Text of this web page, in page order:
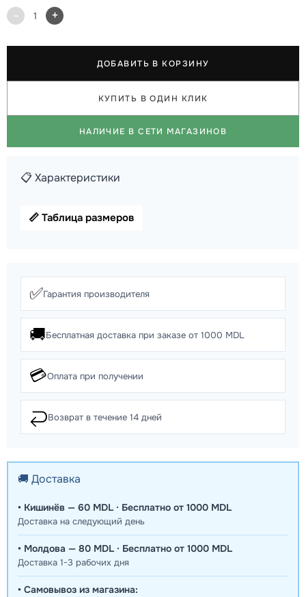
- 1 +
ДОБАВИТЬ В КОРЗИНУ
КУПИТЬ В ОДИН КЛИК
НАЛИЧИЕ В СЕТИ МАГАЗИНОВ
📋 Характеристики
📏 Таблица размеров
✅Гарантия производителя
🚚Бесплатная доставка при заказе от 1000 MDL
💳Оплата при получении
↩️Возврат в течение 14 дней
🚚 Доставка
• Кишинёв — 60 MDL · Бесплатно от 1000 MDL
Доставка на следующий день
• Молдова — 80 MDL · Бесплатно от 1000 MDL
Доставка 1-3 рабочих дня
• Самовывоз из магазина: